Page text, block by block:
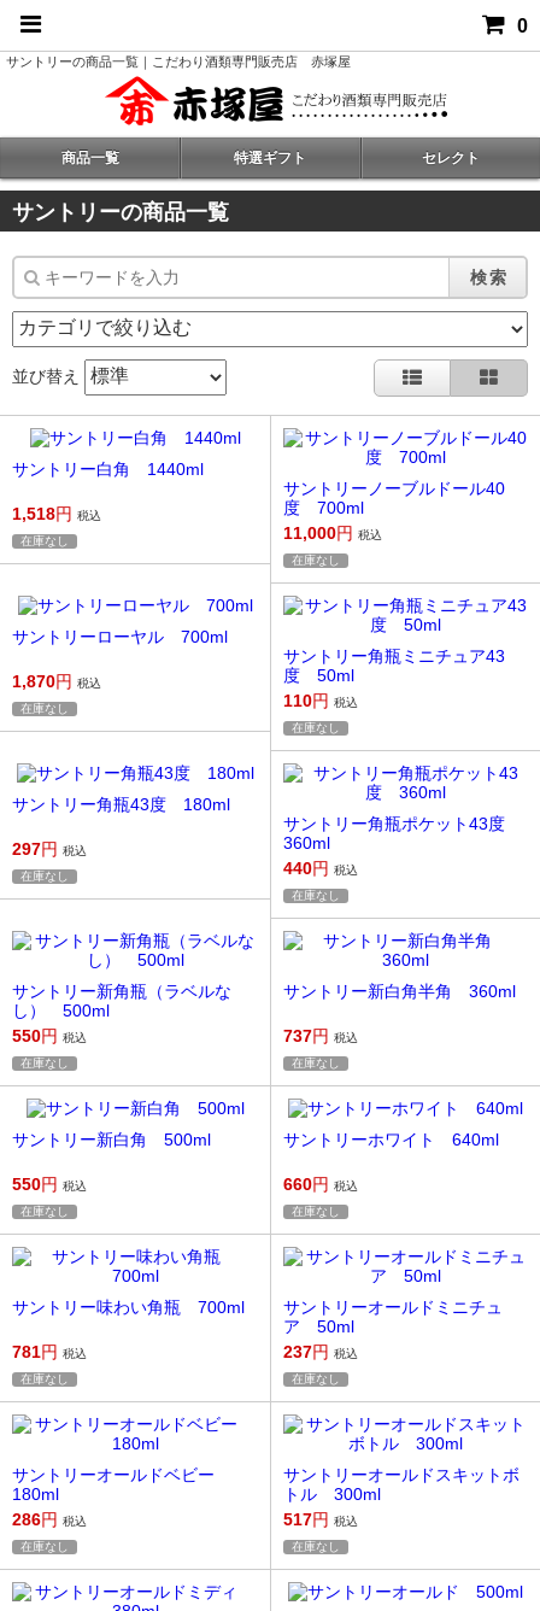
0
サントリーの商品一覧｜こだわり酒類専門販売店 赤塚屋
商品一覧 特選ギフト セレクト
サントリーの商品一覧
検索
並び替え
サントリー白角 1440ml
1,518円 税込
在庫なし
サントリーノーブルドール40
度 700ml
11,000円 税込
在庫なし
サントリーローヤル 700ml
1,870円 税込
在庫なし
サントリー角瓶ミニチュア43
度 50ml
110円 税込
在庫なし
サントリー角瓶43度 180ml
297円 税込
在庫なし
サントリー角瓶ポケット43度
360ml
440円 税込
在庫なし
サントリー新角瓶（ラベルな
し） 500ml
550円 税込
在庫なし
サントリー新白角半角 360ml
737円 税込
在庫なし
サントリー新白角 500ml
550円 税込
在庫なし
サントリーホワイト 640ml
660円 税込
在庫なし
サントリー味わい角瓶 700ml
781円 税込
在庫なし
サントリーオールドミニチュ
ア 50ml
237円 税込
在庫なし
サントリーオールドベビー
180ml
286円 税込
在庫なし
サントリーオールドスキットボ
トル 300ml
517円 税込
在庫なし